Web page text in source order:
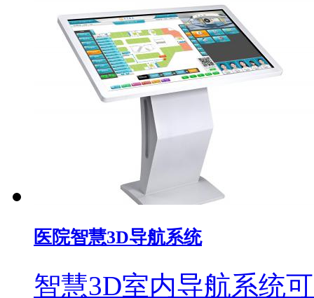
医院智慧3D导航系统
智慧3D室内导航系统